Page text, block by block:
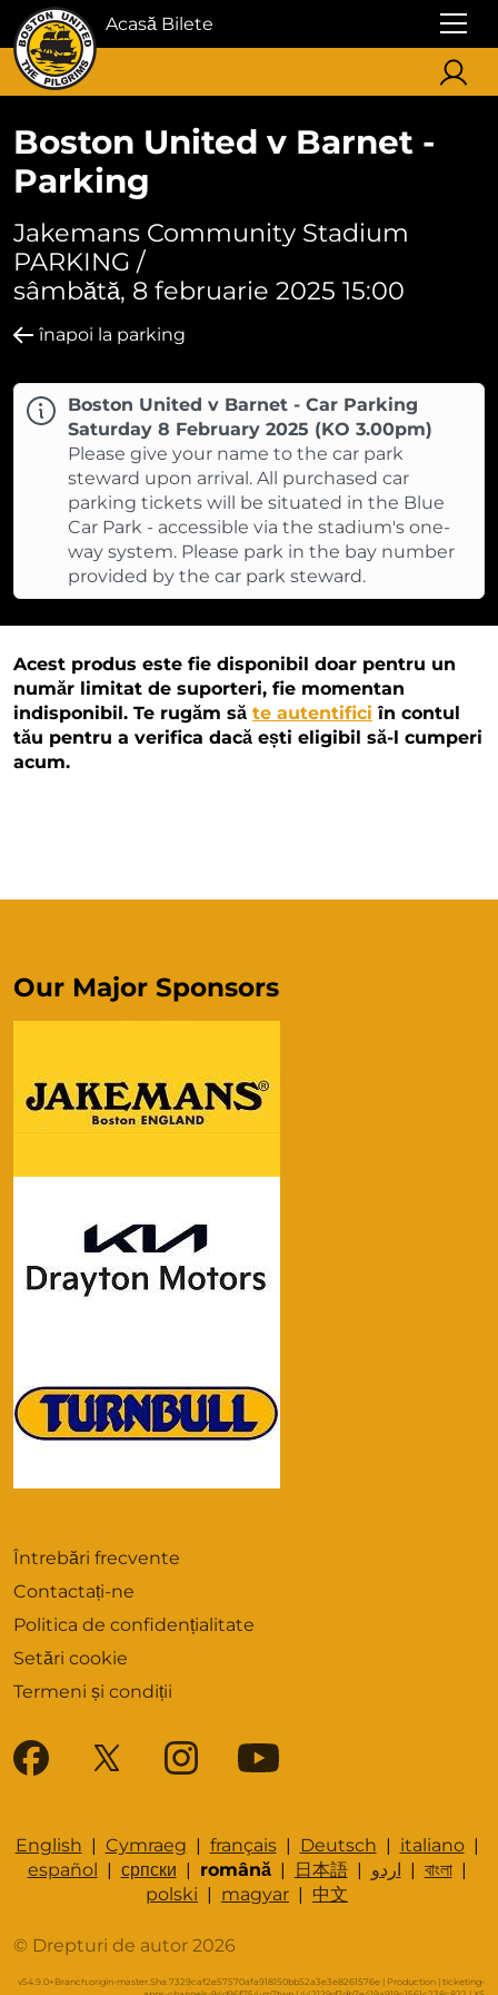
Acasă Bilete
Boston United v Barnet -
Parking
Jakemans Community Stadium
PARKING /
sâmbătă, 8 februarie 2025 15:00
înapoi la parking
Boston United v Barnet - Car Parking
Saturday 8 February 2025 (KO 3.00pm)
Please give your name to the car park
steward upon arrival. All purchased car
parking tickets will be situated in the Blue
Car Park - accessible via the stadium's one-
way system. Please park in the bay number
provided by the car park steward.
Acest produs este fie disponibil doar pentru un
număr limitat de suporteri, fie momentan
indisponibil. Te rugăm să te autentifici în contul
tău pentru a verifica dacă ești eligibil să-l cumperi
acum.
Întrebări frecvente
Contactați-ne
Politica de confidențialitate
Setări cookie
Termeni și condiții
Our Major Sponsors
English | Cymraeg | français| Deutsch | italiano|
español | српски | română| 日本語| اردو | বাংলা|
polski | magyar | 中文
© Drepturi de autor 2026
v54.9.0+Branch.origin-master.Sha.7329caf2e57570afa918150bb52a3e3e8261576e | Production | ticketing-